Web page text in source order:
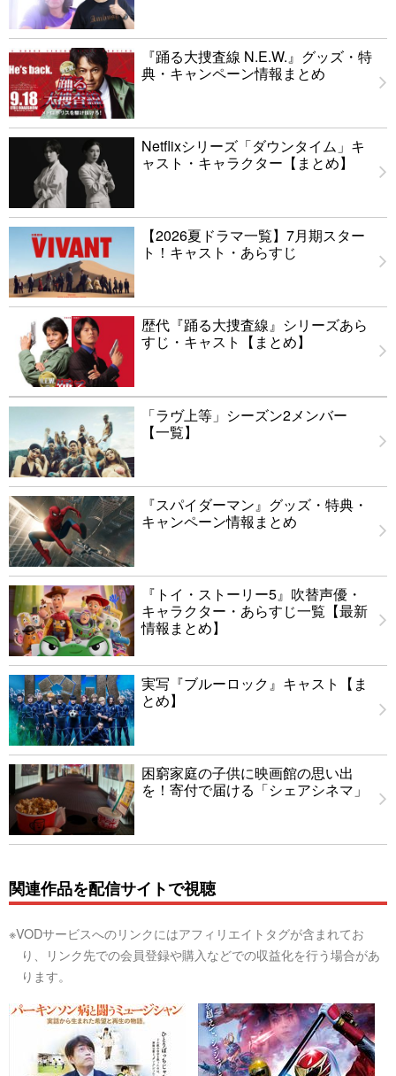
『踊る大捜査線 N.E.W.』グッズ・特
典・キャンペーン情報まとめ
Netflixシリーズ「ダウンタイム」キ
ャスト・キャラクター【まとめ】
【2026夏ドラマ一覧】7月期スター
ト！キャスト・あらすじ
歴代『踊る大捜査線』シリーズあら
すじ・キャスト【まとめ】
「ラヴ上等」シーズン2メンバー
【一覧】
『スパイダーマン』グッズ・特典・
キャンペーン情報まとめ
『トイ・ストーリー5』吹替声優・
キャラクター・あらすじ一覧【最新
情報まとめ】
実写『ブルーロック』キャスト【ま
とめ】
困窮家庭の子供に映画館の思い出
を！寄付で届ける「シェアシネマ」
関連作品を配信サイトで視聴
※VODサービスへのリンクにはアフィリエイトタグが含まれてお
り、リンク先での会員登録や購入などでの収益化を行う場合があ
ります。